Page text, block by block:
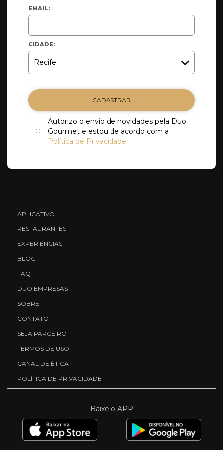
EMAIL:
CIDADE:
CADASTRAR
Autorizo o envio de novidades pela Duo
Gourmet e estou de acordo com a
Política de Privacidade
APLICATIVO
RESTAURANTES
EXPERIÊNCIAS
BLOG
FAQ
DUO EMPRESAS
SOBRE
CONTATO
SEJA PARCEIRO
TERMOS DE USO
CANAL DE ÉTICA
POLÍTICA DE PRIVACIDADE
Baixe o APP